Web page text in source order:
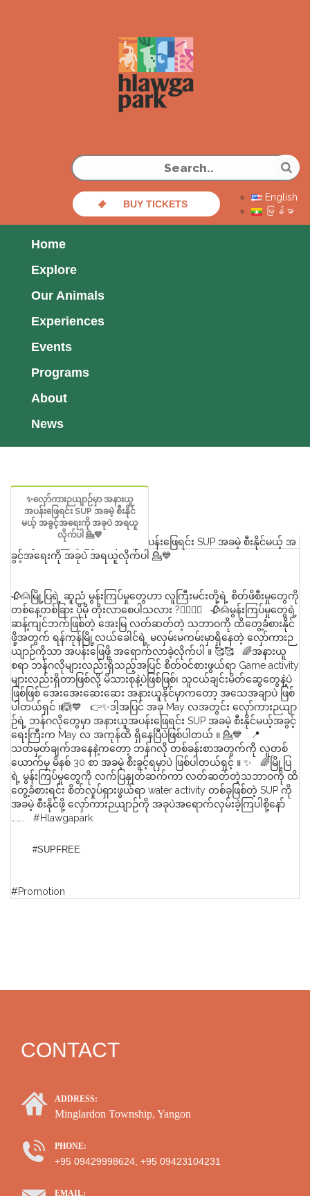
BUY TICKETS
English
မြန်မာ
Home
Explore
Our Animals
Experiences
Events
Programs
About
News
✨လှော်ကားဉယျာဉ်မှာ အနားယူ
အပန်းဖြေရင်း SUP အခမဲ့ စီးနိုင်
မယ့် အခွင့်အရေးကို အခုပဲ အရယူ
လိုက်ပါ 💁💙
✨လှော်ကားဉယျာဉ်မှာ အနားယူအပန်းဖြေရင်း SUP အခမဲ့ စီးနိုင်မယ့် အ
ခွင့်အရေးကို အခုပဲ အရယူလိုက်ပါ 💁💙
🥀🙍မြို့ပြရဲ့ ဆူညံ မွန်းကြပ်မှုတွေဟာ လူကြီးမင်းတို့ရဲ့ စိတ်ဖိစီးမှုတွေကို
တ‌စ်နေ့တစ်ခြား ပိုမို တိုးလာစေပါသလား ?🤦‍♀️🤦‍♂️ 🥀🙍မွန်းကြပ်မှုတွေရဲ့
ဆန့်ကျင်ဘက်ဖြစ်တဲ့ အေးမြ လတ်ဆတ်တဲ့ သဘာဝကို ထိတွေ့ခံစားနိုင်
ဖို့အတွက် ရန်ကုန်မြို့လယ်ခေါင်ရဲ့ မလှမ်းမကမ်းမှာရှိနေတဲ့ လှော်ကားဉ
ယျာဉ်ကိုသာ အပန်းဖြေဖို့ အရောက်လာခဲ့လိုက်ပါ ။ 🥰🥰 🌈အနားယူ
စရာ ဘန်ဂလိုများလည်းရှိသည့်အပြင် စိတ်ဝင်စားဖွယ်ရာ Game activity
များလည်းရှိတာဖြစ်လို့ မိသားစုနဲ့ပဲဖြစ်ဖြစ်၊ သူငယ်ချင်းမိတ်ဆွေတွေနဲ့ပဲ
ဖြစ်ဖြစ် အေးအေးဆေးဆေး အနားယူနိုင်မှာကတော့ အသေအချာပဲ ဖြစ်
ပါတယ်ရှင် ။🙆💙 👉✨ဒါ့အပြင် အခု May လအတွင်း လှော်ကားဉယျာ
ဉ်ရဲ့ ဘန်ဂလိုတွေမှာ အနားယူအပန်းဖြေရင်း SUP အခမဲ့ စီးနိုင်မယ့်အခွင့်
ရေးကြီးက May လ အကုန်ထိ ရှိနေပြီပဲဖြစ်ပါတယ် ။ 💁💙 📍
သတ်မှတ်ချက်အနေနဲ့ကတော့ ဘန်ဂလို တစ်ခန်းစာအတွက်ကို လူတစ်
ယောက်မှ မိနစ် 30 စာ အခမဲ့ စီးခွင့်ရမှာပဲ ဖြစ်ပါတယ်ရှင့် ။ ✨ 🌈မြို့ပြ
ရဲ့ မွန်းကြပ်မှုတွေကို လက်ပြနှုတ်ဆက်ကာ လတ်ဆတ်တဲ့သဘာဝကို ထိ
တွေ့ခံစားရင်း စိတ်လှုပ်ရှားဖွယ်ရာ water activity တစ်ခုဖြစ်တဲ့ SUP ကို
အခမဲ့ စီးနိုင်ဖို့ လှော်ကားဉယျာဉ်ကို အခုပဲအရောက်လှမ်းခဲ့ကြပါစို့နော်
…….. #Hlawgapark
#SUPFREE
#Promotion
CONTACT
ADDRESS:
Minglardon Township, Yangon
PHONE:
+95 09429998624, +95 09423104231
EMAIL: